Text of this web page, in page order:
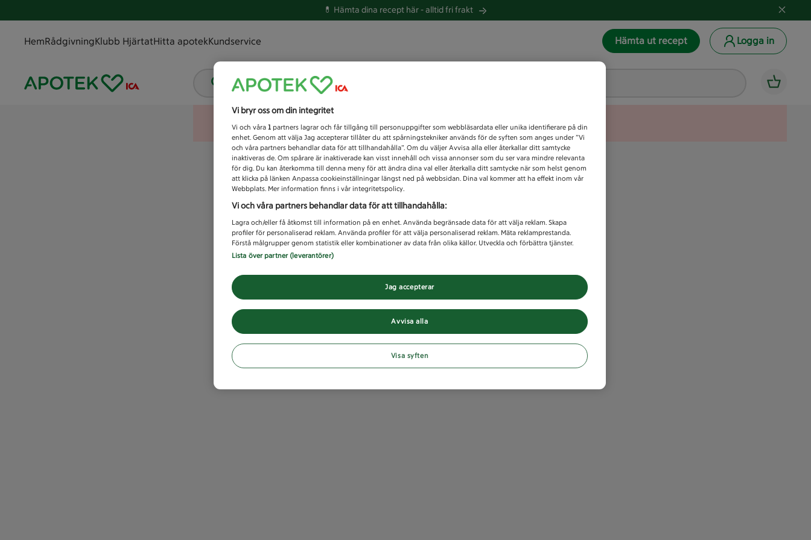
💊 Hämta dina recept här -alltid fri frakt
HemRådgivningKlubb HjärtatHitta apotekKundservice Hämta ut recept Logga in
Vad letar du efter idag?
Unknown error
Vi bryr oss om din integritet
Vi och våra 1 partners lagrar och får tillgång till personuppgifter som webbläsardata eller unika identifierare på din
enhet. Genom att välja Jag accepterar tillåter du att spårningstekniker används för de syften som anges under ”Vi
och våra partners behandlar data för att tillhandahålla”. Om du väljer Avvisa alla eller återkallar ditt samtycke
inaktiveras de. Om spårare är inaktiverade kan visst innehåll och vissa annonser som du ser vara mindre relevanta
för dig. Du kan återkomma till denna meny för att ändra dina val eller återkalla ditt samtycke när som helst genom
att klicka på länken Anpassa cookieinställningar längst ned på webbsidan. Dina val kommer att ha effekt inom vår
Webbplats. Mer information finns i vår integritetspolicy.
Vi och våra partners behandlar data för att tillhandahålla:
Lagra och/eller få åtkomst till information på en enhet. Använda begränsade data för att välja reklam. Skapa
profiler för personaliserad reklam. Använda profiler för att välja personaliserad reklam. Mäta reklamprestanda.
Förstå målgrupper genom statistik eller kombinationer av data från olika källor. Utveckla och förbättra tjänster.
Lista över partner (leverantörer)
Avvisa alla
Jag accepterar
Visa syften